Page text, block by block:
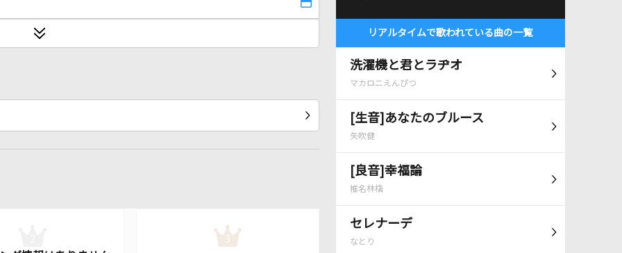
リアルタイムで歌われている曲の一覧
洗濯機と君とラヂオ
マカロニえんぴつ
[生音]あなたのブルース
矢吹健
[良音]幸福論
椎名林檎
セレナーデ
なとり
3